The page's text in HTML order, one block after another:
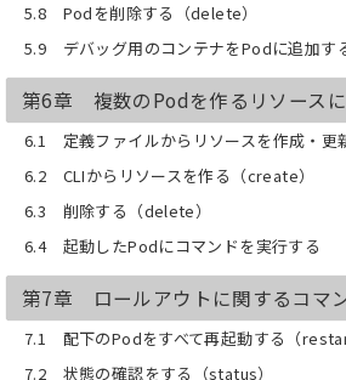
5.8 Podを削除する（delete）
5.9 デバッグ用のコンテナをPodに追加す
第6章 複数のPodを作るリソース
6.1 定義ファイルからリソースを作成・更
6.2 CLIからリソースを作る（create）
6.3 削除する（delete）
6.4 起動したPodにコマンドを実行する
第7章 ロールアウトに関するコマ
7.1 配下のPodをすべて再起動する（
7.2 状態の確認をする（status）